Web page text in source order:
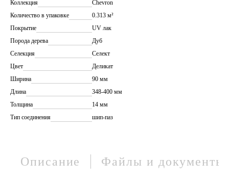
Коллекция
Chevron
Количество в упаковке
0.313 м²
Покрытие
UV лак
Порода дерева
Дуб
Селекция
Селект
Цвет
Деликат
Ширина
90 мм
Длина
348-400 мм
Толщина
14 мм
Тип соединения
шип-паз
Описание Файлы и документы